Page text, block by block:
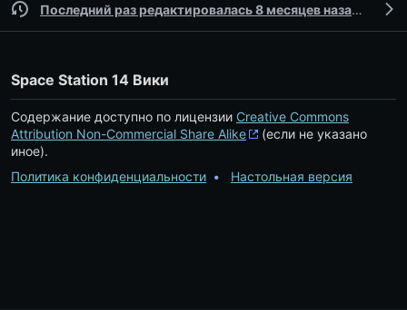
Последний раз редактировалась 8 месяцев назад
Space Station 14 Вики
Содержание доступно по лицензии Creative Commons
Attribution Non-Commercial Share Alike
(если не указано
иное).
Политика конфиденциальности
Настольная версия